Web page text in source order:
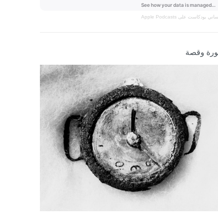
بودكاست على Apple Podcasts
وقصة